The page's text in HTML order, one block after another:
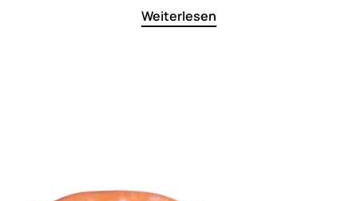
Weiterlesen